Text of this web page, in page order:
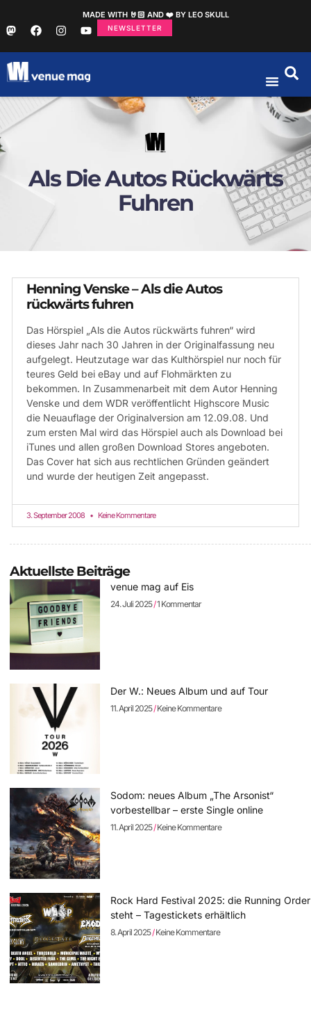
MADE WITH 🤘🏻 AND ❤️ BY LEO SKULL
NEWSLETTER
Als Die Autos Rückwärts
Fuhren
Henning Venske – Als die Autos
rückwärts fuhren
Das Hörspiel „Als die Autos rückwärts fuhren“ wird
dieses Jahr nach 30 Jahren in der Originalfassung neu
aufgelegt. Heutzutage war das Kulthörspiel nur noch für
teures Geld bei eBay und auf Flohmärkten zu
bekommen. In Zusammenarbeit mit dem Autor Henning
Venske und dem WDR veröffentlicht Highscore Music
die Neuauflage der Originalversion am 12.09.08. Und
zum ersten Mal wird das Hörspiel auch als Download bei
iTunes und allen großen Download Stores angeboten.
Das Cover hat sich aus rechtlichen Gründen geändert
und wurde der heutigen Zeit angepasst.
3. September 2008 Keine Kommentare
Aktuellste Beiträge
venue mag auf Eis
24. Juli 2025 1 Kommentar
Der W.: Neues Album und auf Tour
11. April 2025 Keine Kommentare
Sodom: neues Album „The Arsonist“
vorbestellbar – erste Single online
11. April 2025 Keine Kommentare
Rock Hard Festival 2025: die Running Order
steht – Tagestickets erhältlich
8. April 2025 Keine Kommentare